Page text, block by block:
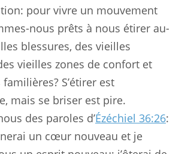
pour vivre un mouvement
nous prêts à nous étirer au-
blessures, des vieilles
vieilles zones de confort et
S’étirer est
mais se briser est pire.
des paroles d’Ézéchiel 36:26:
un cœur nouveau et je